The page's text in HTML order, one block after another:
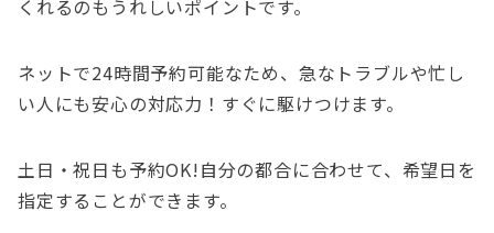
くれるのもうれしいポイントです。
ネットで24時間予約可能なため、急なトラブルや忙し
い人にも安心の対応力！すぐに駆けつけます。
土日・祝日も予約OK!自分の都合に合わせて、希望日を
指定することができます。